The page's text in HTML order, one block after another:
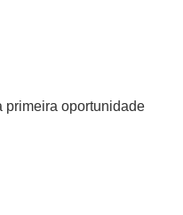
primeira oportunidade